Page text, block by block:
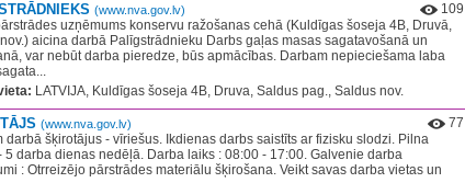
(www.nva.gov.lv)
109
uzņēmums konservu ražošanas cehā (Kuldīgas šoseja 4B, Druvā,
aicina darbā Palīgstrādnieku​ Darbs gaļas masas sagatavošanā un
var nebūt darba pieredze, būs apmācības.​ Darbam nepieciešama laba
LATVIJA, Kuldīgas šoseja 4B, Druva, Saldus pag., Saldus nov.
(www.nva.gov.lv)
77
darbā šķirotājus - vīriešus. Ikdienas darbs saistīts ar fizisku slodzi. Pilna
5 darba dienas nedēļā. Darba laiks : 08:00 - 17:00. Galvenie darba
: Otrreizējo pārstrādes materiālu šķirošana. Veikt savas darba vietas un